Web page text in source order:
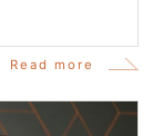
Read more